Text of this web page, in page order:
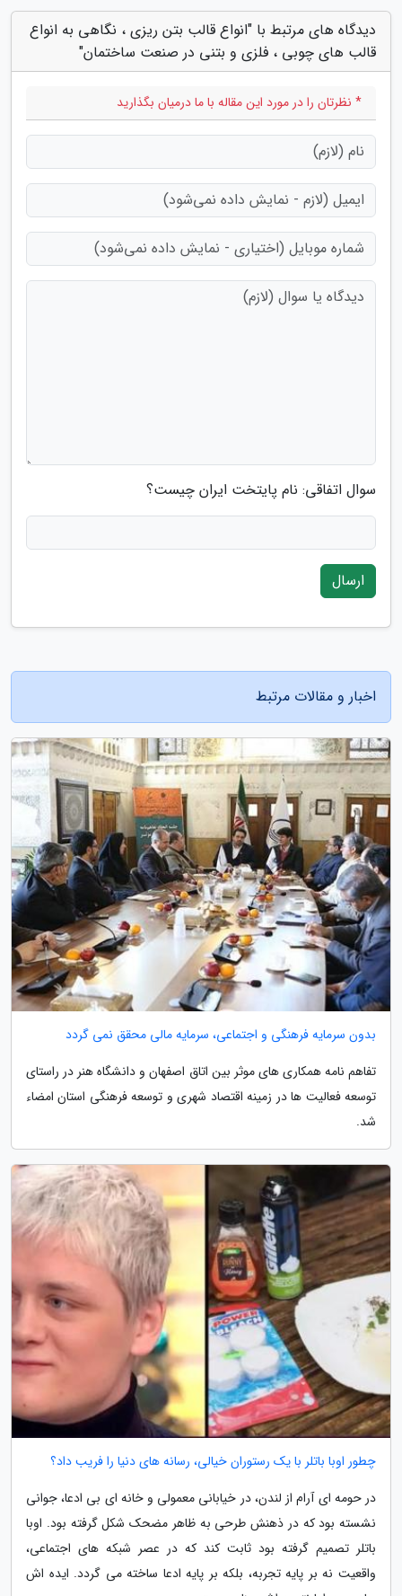
دیدگاه های مرتبط با "انواع قالب بتن ریزی ، نگاهی به انواع
قالب های چوبی ، فلزی و بتنی در صنعت ساختمان"
* نظرتان را در مورد این مقاله با ما درمیان بگذارید
سوال اتفاقی: نام پایتخت ایران چیست؟
ارسال
اخبار و مقالات مرتبط
بدون سرمایه فرهنگی و اجتماعی، سرمایه مالی محقق نمی گردد
تفاهم نامه همکاری های موثر بین اتاق اصفهان و دانشگاه هنر در راستای
توسعه فعالیت ها در زمینه اقتصاد شهری و توسعه فرهنگی استان امضاء
شد.
چطور اوبا باتلر با یک رستوران خیالی، رسانه های دنیا را فریب داد؟
در حومه ای آرام از لندن، در خیابانی معمولی و خانه ای بی ادعا، جوانی
نشسته بود که در ذهنش طرحی به ظاهر مضحک شکل گرفته بود. اوبا
باتلر تصمیم گرفته بود ثابت کند که در عصر شبکه های اجتماعی،
واقعیت نه بر پایه تجربه، بلکه بر پایه ادعا ساخته می گردد. ایده اش